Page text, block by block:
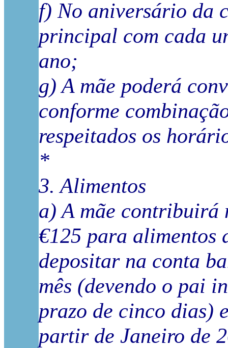
f) No aniversário da
principal com cada
ano;
g) A mãe poderá
conforme
respeitados os
*
3. Alimentos
a) A mãe contribuirá
€125 para alimentos
depositar na conta
mês (devendo o pai
prazo de cinco dias)
partir de Janeiro de